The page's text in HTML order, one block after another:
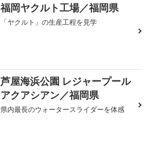
福岡ヤクルト工場／福岡県
「ヤクルト」の生産工程を見学
芦屋海浜公園 レジャープール
アクアシアン／福岡県
県内最長のウォータースライダーを体感